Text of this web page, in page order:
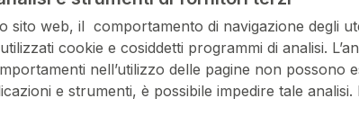
sito web, il comportamento di navigazione degli
cookie e cosiddetti programmi di analisi.
nell’utilizzo delle pagine non possono
e strumenti, è possibile impedire tale